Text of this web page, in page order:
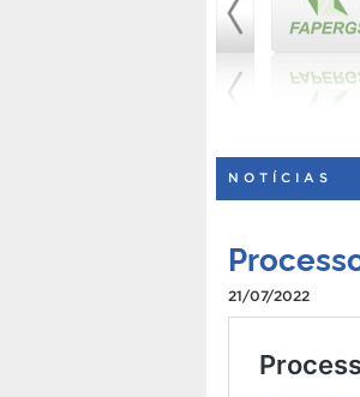
NOTÍCIAS
21/07/2022